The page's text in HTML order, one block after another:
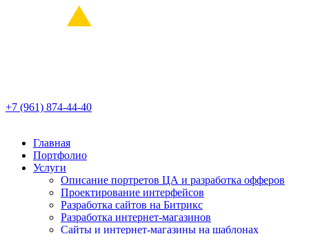
+7 (961) 874-44-40
Главная
Портфолио
Услуги
Описание портретов ЦА и разработка офферов
Проектирование интерфейсов
Разработка сайтов на Битрикс
Разработка интернет-магазинов
Сайты и интернет-магазины на шаблонах